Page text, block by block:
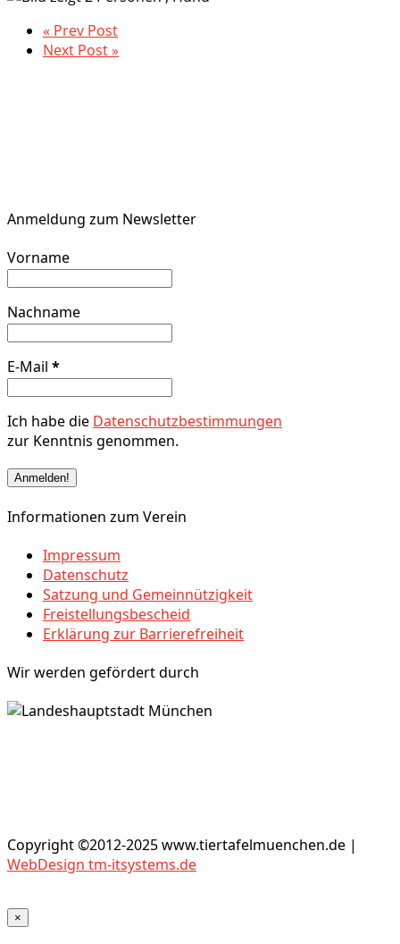
« Prev Post
Next Post »
Anmeldung zum Newsletter
Vorname
Nachname
E-Mail *
Ich habe die Datenschutzbestimmungen
zur Kenntnis genommen.
Informationen zum Verein
Impressum
Datenschutz
Satzung und Gemeinnützigkeit
Freistellungsbescheid
Erklärung zur Barrierefreiheit
Wir werden gefördert durch
Copyright ©2012-2025 www.tiertafelmuenchen.de |
WebDesign tm-itsystems.de
×